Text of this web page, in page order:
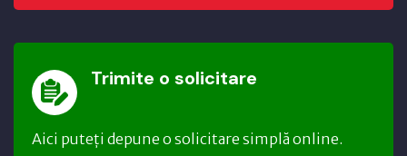
Trimite o solicitare
Aici puteți depune o solicitare simplă online.